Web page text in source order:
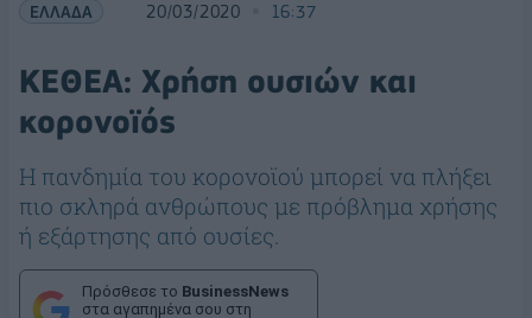
ΕΛΛΑΔΑ 20/03/2020 16:37
ΚΕΘΕΑ: Χρήση ουσιών και
κορονοϊός
Η πανδημία του κορονοϊού μπορεί να πλήξει
πιο σκληρά ανθρώπους με πρόβλημα χρήσης
ή εξάρτησης από ουσίες.
Πρόσθεσε το BusinessNews
στα αγαπημένα σου στη